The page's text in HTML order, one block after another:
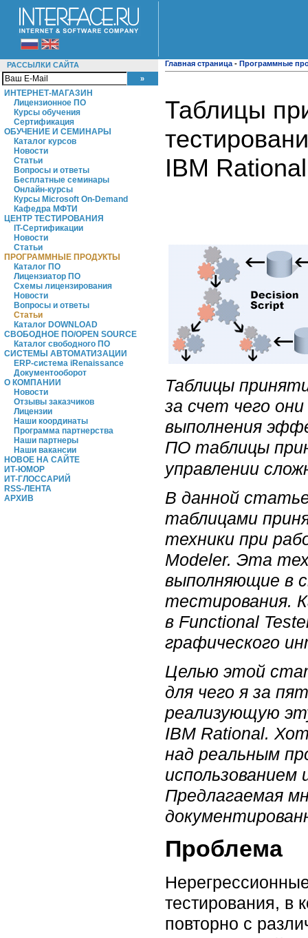
РАССЫЛКИ САЙТА
ИНТЕРНЕТ-МАГАЗИН
Лицензионное ПО
Курсы обучения
Сертификация
ОБУЧЕНИЕ И СЕМИНАРЫ
Каталог курсов
Новости
Статьи
Вопросы и ответы
Бесплатные семинары
Онлайн-курсы
Курсы Microsoft On-Demand
Кафедра МФТИ
ЦЕНТР ТЕСТИРОВАНИЯ
IT-Сертификации
Новости
Статьи
ПРОГРАММНЫЕ ПРОДУКТЫ
Каталог ПО
Лицензиатор ПО
Схемы лицензирования
Новости
Вопросы и ответы
Статьи
Каталог DOWNLOAD
СВОБОДНОЕ ПО/OPEN SOURCE
Каталог свободного ПО
СИСТЕМЫ АВТОМАТИЗАЦИИ
ERP-система iRenaissance
Документооборот
О КОМПАНИИ
Новости
Отзывы заказчиков
Лицензии
Наши координаты
Программа партнерства
Наши партнеры
Наши вакансии
НОВОЕ НА САЙТЕ
ИТ-ЮМОР
ИТ-ГЛОССАРИЙ
RSS-ЛЕНТА
АРХИВ
Главная страница - Программные
Таблицы
IBM Rational
Таблицы
за счет чего
выполнения
ПО таблицы
управлении
В данной
таблицами
техники при
Modeler. Эта
выполняющие в
тестирования.
в Functional
графического
Целью этой
для чего я за
реализующую
IBM Rational.
над реальным
использованием
Предлагаемая
Проблема
тестирования, в
повторно с